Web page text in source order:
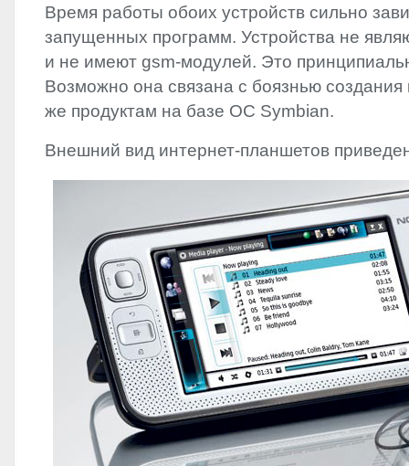
Время работы обоих устройств сильно
запущенных программ. Устройства не
и не имеют gsm-модулей. Это
Возможно она связана с боязнью создания
же продуктам на базе ОС Symbian.
Внешний вид интернет-планшетов